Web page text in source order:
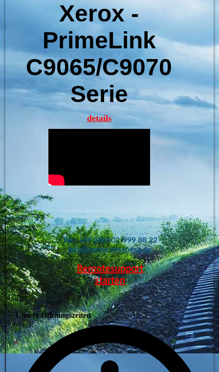
Xerox -
PrimeLink
C9065/C9070
Serie
details
Tel.: +49 (0)6502-999 88 22
info@xerox-rossberg.de
Remotesupport
starten
Unsere Öffnungszeiten